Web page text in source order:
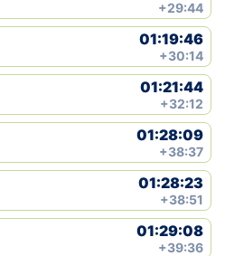
+29:44
01:19:46
+30:14
01:21:44
+32:12
01:28:09
+38:37
01:28:23
+38:51
01:29:08
+39:36